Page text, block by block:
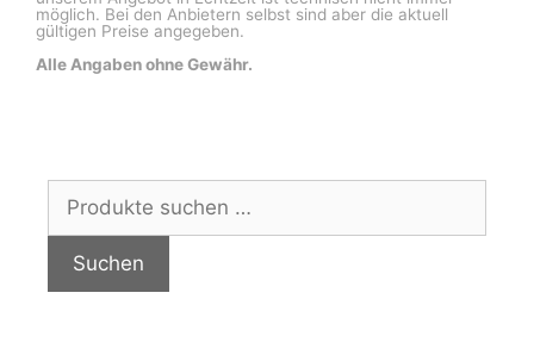
möglich. Bei den Anbietern selbst sind aber die aktuell
gültigen Preise angegeben.
Alle Angaben ohne Gewähr.
Suchen
Suchen